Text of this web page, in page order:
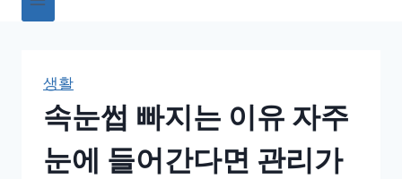
생활
속눈썹 빠지는 이유 자주
눈에 들어간다면 관리가